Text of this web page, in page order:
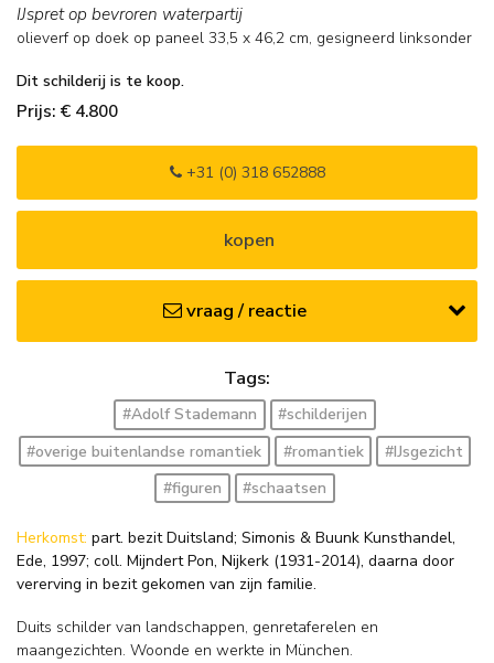
IJspret op bevroren waterpartij
olieverf op doek op paneel 33,5 x 46,2 cm, gesigneerd linksonder
Dit schilderij is te koop.
Prijs: € 4.800
+31 (0) 318 652888
kopen
vraag / reactie
Tags:
#Adolf Stademann
#schilderijen
#overige buitenlandse romantiek
#romantiek
#IJsgezicht
#figuren
#schaatsen
Herkomst: part. bezit Duitsland; Simonis & Buunk Kunsthandel,
Ede, 1997; coll. Mijndert Pon, Nijkerk (1931-2014), daarna door
vererving in bezit gekomen van zijn familie.
Duits schilder van landschappen, genretaferelen en
maangezichten. Woonde en werkte in München.